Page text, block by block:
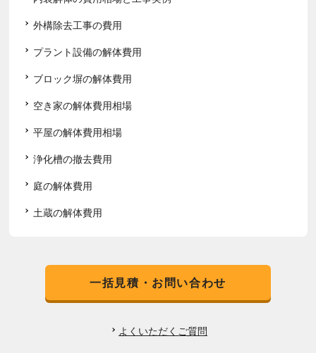
外構除去工事の費用
プラント設備の解体費用
ブロック塀の解体費用
空き家の解体費用相場
平屋の解体費用相場
浄化槽の撤去費用
庭の解体費用
土蔵の解体費用
一括見積・お問い合わせ
よくいただくご質問